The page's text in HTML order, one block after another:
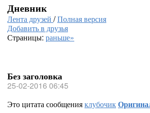
Дневник
Лента друзей /Полная версия
Добавить в друзья
Страницы: раньше»
Без заголовка
25-02-2016 06:45
Это цитата сообщенияклубочик